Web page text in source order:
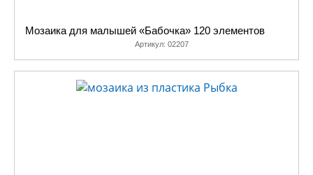
Мозаика для малышей «Бабочка» 120 элементов
Артикул: 02207